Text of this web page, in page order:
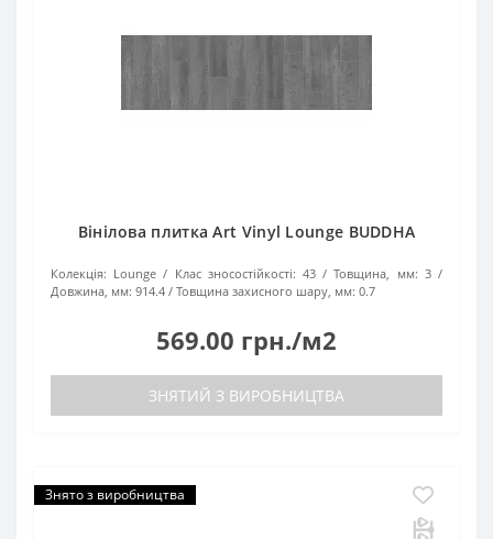
Вінілова плитка Art Vinyl Lounge BUDDHA
Колекція: Lounge Клас зносостійкості: 43 Товщина, мм: 3
Довжина, мм: 914.4 Товщина захисного шару, мм: 0.7
569.00 грн./м2
ЗНЯТИЙ З ВИРОБНИЦТВА
Знято з виробництва